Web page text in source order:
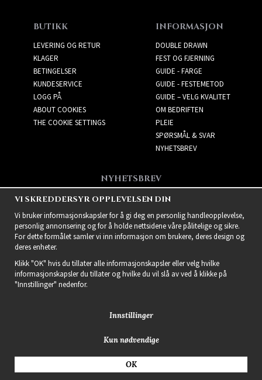
BUTIKK
LEVERING OG RETUR
KLAGER
BETINGELSER
KUNDESERVICE
LOGG PÅ
ABOUT COOKIES
THE COOKIE SETTINGS
INFORMASJON
DOUBLE DRAWN
FEST OG FJERNING
GUIDE - FARGE
GUIDE - FESTEMETOD
GUIDE – VELG KVALITET
OM BEDRIFTEN
PLEIE
SPØRSMÅL & SVAR
NYHETSBREV
NYHETSBREV
Få de beste tilbudene og
spennende nye produkter!
2021 Delightful Hair
VI SKREDDERSYR OPPLEVELSEN DIN
Vi bruker informasjonskapsler for å gi deg en personlig handleopplevelse,
personlig annonsering og for å holde nettsidene våre pålitelige og sikre.
For dette formålet samler vi inn informasjon om brukere, deres design og
deres enheter.
Klikk "OK" hvis du tillater alle informasjonskapsler eller velg hvilke
informasjonskapsler du tillater og hvilke du vil slå av ved å klikke på
"Innstillinger" nedenfor.
Innstillinger
Kun nødvendige
OK